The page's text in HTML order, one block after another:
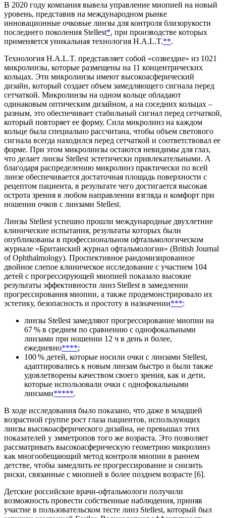
В 2020 году компания вывела управление миопией на новый
уровень, представив на международном рынке
инновационные очковые линзы для контроля близорукости
последнего поколения Stellest*, при производстве которых
применяется уникальная технология H.A.L.T.**.
Технология H.A.L.T. представляет собой «созвездие» из 1021
микролинзы, которые размещены на 11 концентрических
кольцах. Эти микролинзы имеют высокоасферичес­кий
дизайн, который создает объем замедляющего сигнала перед
сетчаткой. Микролинзы на одном кольце обладают
одинаковым оптическим дизайном, а на соседних кольцах –
разным, это обеспечивает стабильный сигнал перед сетчаткой,
который повторяет ее форму. Сила микролинз на каж­дом
кольце была специально рассчитана, чтобы объем светового
сигнала всегда находился перед сетчаткой и соответствовал ее
форме. При этом микролинзы остаются невидимы для глаз,
что делает линзы Stellest эстетически привлекательными. А
благодаря распределению микролинз практически по всей
линзе обеспечивается достаточная площадь поверхности с
рецептом пациента, в результате чего достигается высокая
острота зрения в любом направлении взгляда и комфорт при
ношении очков с линзами Stellest.
Линзы Stellest успешно прошли международные двухлетние
клинические испытания, результаты которых были
опубликованы в профессиональном офтальмологическом
журнале «Британский журнал офтальмологии» (British Journal
of Ophthalmology). Проспективное рандомизированное
двойное слепое клиническое исследование с участием 104
детей с прогрессирующей миопией показало высокие
результаты эффективности линз Stellest в замедлении
прогрессирования миопии, а также продемонстрировало их
эстетику, безопасность и простоту в назначении***:
линзы Stellest замедляют прогрессирование миопии на
67 % в среднем по сравнению с однофокальными
линзами при ношении 12 ч в день и более,
ежедневно****;
100 % детей, которые носили очки с линзами Stellest,
адаптировались к новым линзам быстро и были также
удовлетворены качеством своего зрения, как и дети,
которые использовали очки с однофокальными
линзами*****.
В ходе исследования было показано, что даже в младшей
возрастной группе рост глаза пациентов, использующих
линзы высокоасферического дизайна, не превышал этих
показателей у эмметропов того же возраста. Это позволяет
рассматривать высокоасферическую геометрию микролинз
как многообещающий метод контроля миопии в раннем
детстве, чтобы замедлить ее прогрессирование и снизить
риски, связанные с миопией в более позднем возрасте [6].
Детские российские врачи-офтальмологи получили
возможность провести собственные наблюдения, приняв
участие в пользовательском тесте линз Stellest, который был